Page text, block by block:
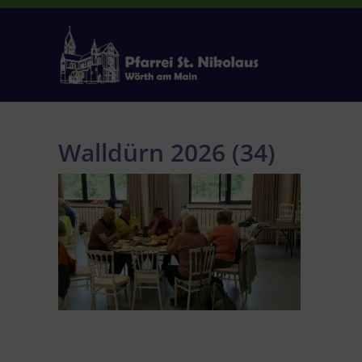
Zum
Walldürn 2026 (34)